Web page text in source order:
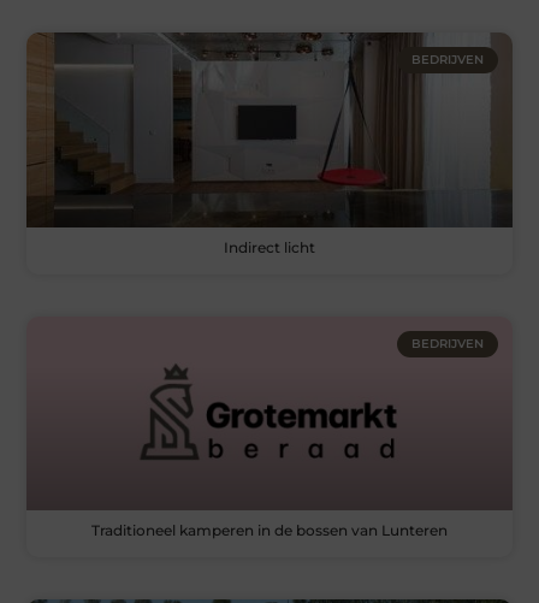
BEDRIJVEN
Indirect licht
BEDRIJVEN
Traditioneel kamperen in de bossen van Lunteren